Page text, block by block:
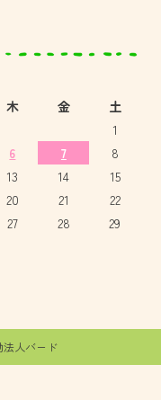
木 金 土
1
6 7
8
13 14
15
20 21
22
27 28
29
法人バード